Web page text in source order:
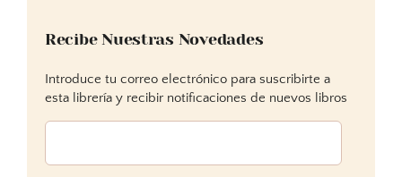
Recibe Nuestras Novedades
Introduce tu correo electrónico para suscribirte a
esta librería y recibir notificaciones de nuevos libros
Dirección
correo